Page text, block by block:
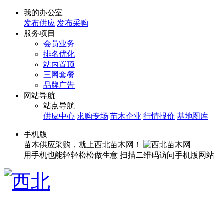
我的办公室
发布供应 发布采购
服务项目
会员业务
排名优化
站内置顶
三网套餐
品牌广告
网站导航
站点导航
供应中心 求购专场 苗木企业 行情报价 基地图库
手机版
苗木供应采购，就上西北苗木网！
用手机也能轻轻松松做生意 扫描二维码访问手机版网站